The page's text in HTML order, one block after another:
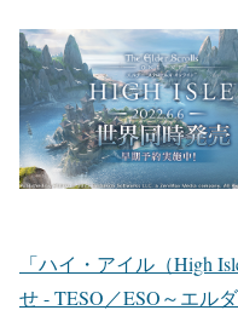
「ハイ・アイル（High
せ - TESO／ESO～エル